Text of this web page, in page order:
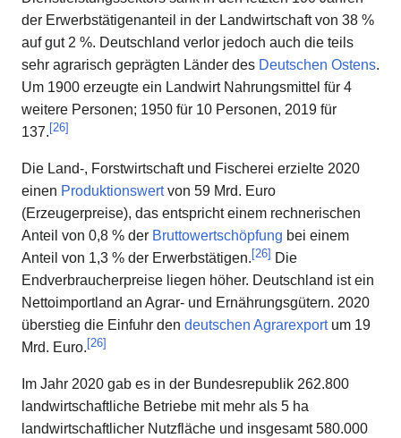
der Erwerbstätigenanteil in der Landwirtschaft von 38 %
auf gut 2 %. Deutschland verlor jedoch auch die teils
sehr agrarisch geprägten Länder des Deutschen Ostens.
Um 1900 erzeugte ein Landwirt Nahrungsmittel für 4
weitere Personen; 1950 für 10 Personen, 2019 für
137. [26]
Die Land-, Forstwirtschaft und Fischerei erzielte 2020
einen Produktionswertvon 59 Mrd. Euro
(Erzeugerpreise), das entspricht einem rechnerischen
Anteil von 0,8 % der Bruttowertschöpfung bei einem
Anteil von 1,3 % der Erwerbstätigen. [26] Die
Endverbraucherpreise liegen höher. Deutschland ist ein
Nettoimportland an Agrar- und Ernährungsgütern. 2020
überstieg die Einfuhr den deutschen Agrarexportum 19
Mrd. Euro. [26]
Im Jahr 2020 gab es in der Bundesrepublik 262.800
landwirtschaftliche Betriebe mit mehr als 5 ha
landwirtschaftlicher Nutzfläche und insgesamt 580.000